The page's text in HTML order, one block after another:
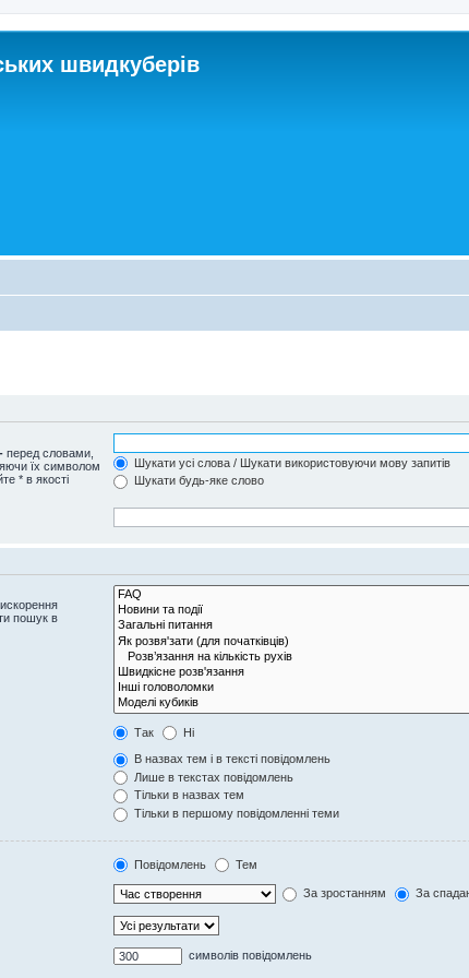
швидкуберів
- перед словами,
їх символом
* в якості
Шукати усі слова / Шукати використовуючи мову запитів
Шукати будь-яке слово
пошук в
Так Ні
В назвах тем і в тексті повідомлень
Лише в текстах повідомлень
Тільки в назвах тем
Тільки в першому повідомленні теми
Повідомлень Тем
За зростанням За
символів повідомлень